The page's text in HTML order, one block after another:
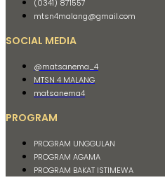
(0341) 871557
mtsn4malang@gmail.com
SOCIAL MEDIA
@matsanema_4
MTSN 4 MALANG
matsanema4
PROGRAM
PROGRAM UNGGULAN
PROGRAM AGAMA
PROGRAM BAKAT ISTIMEWA